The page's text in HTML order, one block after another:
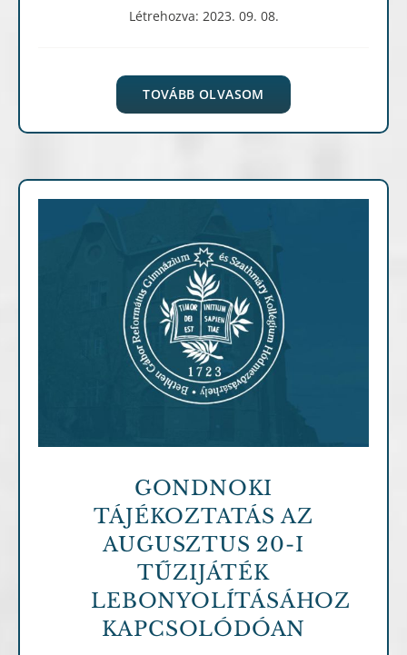
Létrehozva: 2023. 09. 08.
TOVÁBB OLVASOM
Archív cikkek
GONDNOKI
TÁJÉKOZTATÁS AZ
AUGUSZTUS 20-I
TŰZIJÁTÉK
LEBONYOLÍTÁSÁHOZ
KAPCSOLÓDÓAN